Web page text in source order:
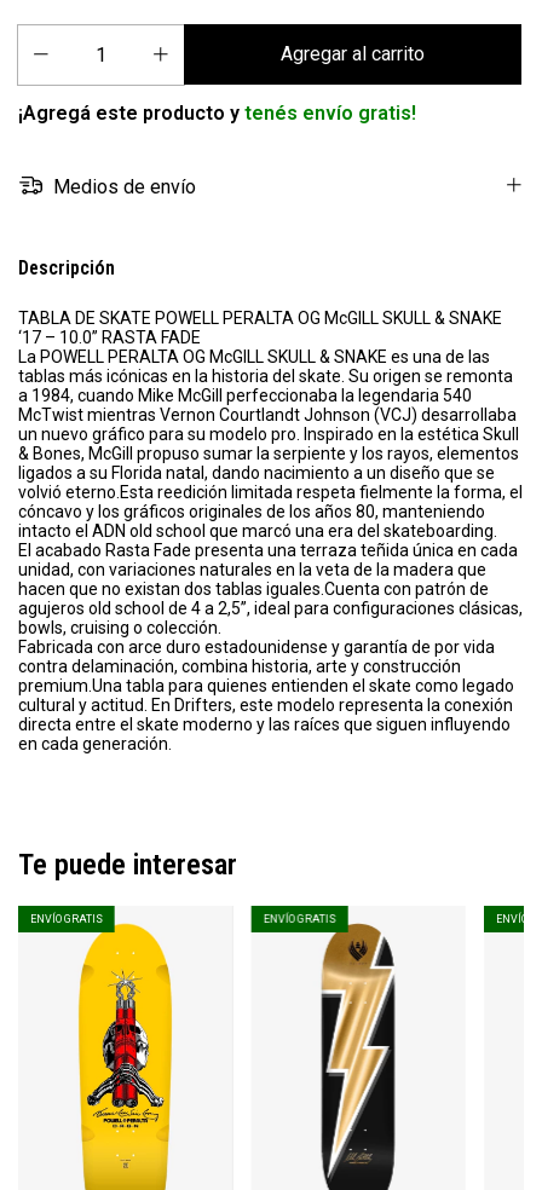
¡Agregá este producto y tenés envío gratis!
Medios de envío
Descripción
TABLA DE SKATE POWELL PERALTA OG McGILL SKULL & SNAKE
‘17 – 10.0” RASTA FADE
La POWELL PERALTA OG McGILL SKULL & SNAKE es una de las
tablas más icónicas en la historia del skate. Su origen se remonta
a 1984, cuando Mike McGill perfeccionaba la legendaria 540
McTwist mientras Vernon Courtlandt Johnson (VCJ) desarrollaba
un nuevo gráfico para su modelo pro. Inspirado en la estética Skull
& Bones, McGill propuso sumar la serpiente y los rayos, elementos
ligados a su Florida natal, dando nacimiento a un diseño que se
volvió eterno.Esta reedición limitada respeta fielmente la forma, el
cóncavo y los gráficos originales de los años 80, manteniendo
intacto el ADN old school que marcó una era del skateboarding.
El acabado Rasta Fade presenta una terraza teñida única en cada
unidad, con variaciones naturales en la veta de la madera que
hacen que no existan dos tablas iguales.Cuenta con patrón de
agujeros old school de 4 a 2,5”, ideal para configuraciones clásicas,
bowls, cruising o colección.
Fabricada con arce duro estadounidense y garantía de por vida
contra delaminación, combina historia, arte y construcción
premium.Una tabla para quienes entienden el skate como legado
cultural y actitud. En Drifters, este modelo representa la conexión
directa entre el skate moderno y las raíces que siguen influyendo
en cada generación.
Te puede interesar
ENVÍO GRATIS ENVÍO GRATIS ENVÍO